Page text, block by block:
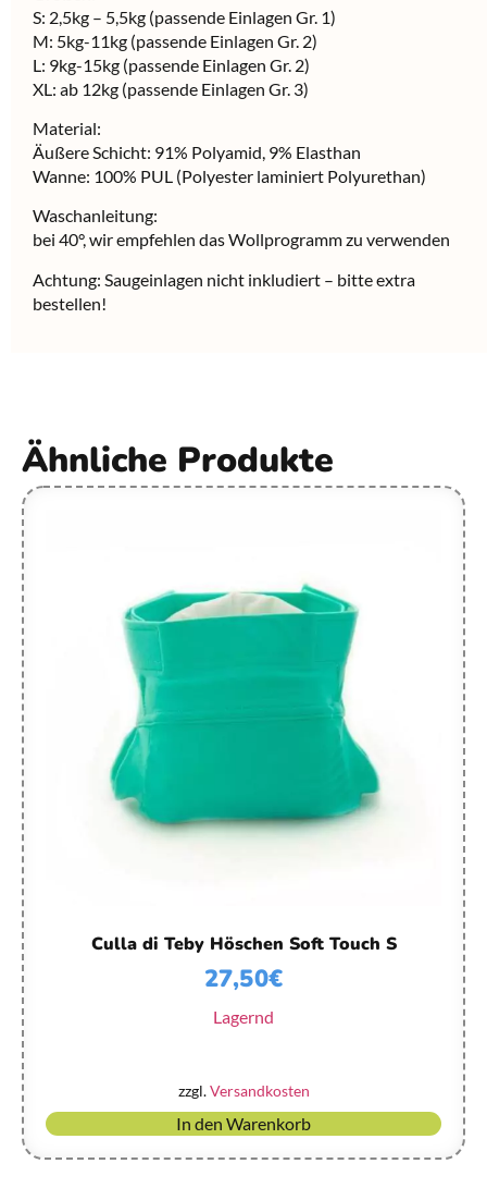
S: 2,5kg – 5,5kg (passende Einlagen Gr. 1)
M: 5kg-11kg (passende Einlagen Gr. 2)
L: 9kg-15kg (passende Einlagen Gr. 2)
XL: ab 12kg (passende Einlagen Gr. 3)
Material:
Äußere Schicht: 91% Polyamid, 9% Elasthan
Wanne: 100% PUL (Polyester laminiert Polyurethan)
Waschanleitung:
bei 40°, wir empfehlen das Wollprogramm zu verwenden
Achtung: Saugeinlagen nicht inkludiert – bitte extra
bestellen!
Ähnliche Produkte
Culla di Teby Höschen Soft Touch S
27,50€
Lagernd
zzgl.Versandkosten
In den Warenkorb